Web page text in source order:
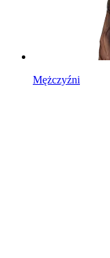
Mężczyźni